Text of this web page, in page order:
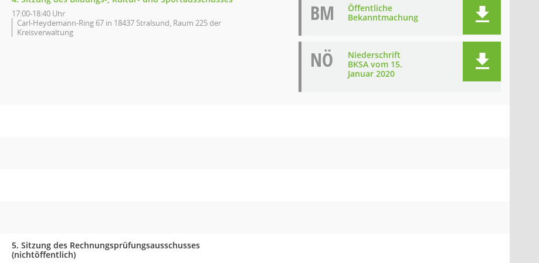
17:00-18:40 Uhr
Carl-Heydemann-Ring 67 in 18437 Stralsund, Raum 225 der
Kreisverwaltung
BM
Öffentliche
Bekanntmachung
NÖ
Niederschrift
BKSA vom 15.
Januar 2020
5. Sitzung des Rechnungsprüfungsausschusses
(nichtöffentlich)